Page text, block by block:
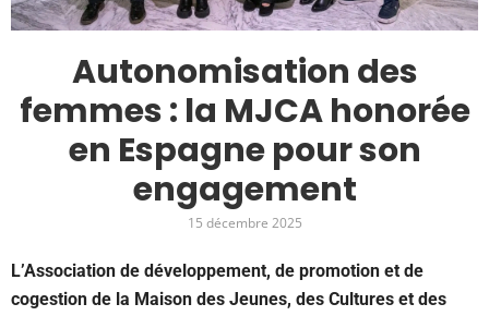
Autonomisation des
femmes : la MJCA honorée
en Espagne pour son
engagement
15 décembre 2025
L’Association de développement, de promotion et de
cogestion de la Maison des Jeunes, des Cultures et des